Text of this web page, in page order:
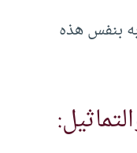
بنفس هذه